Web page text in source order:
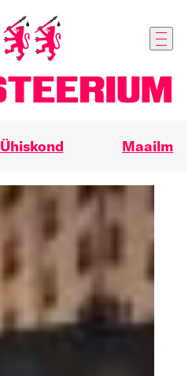
Ühiskond Maailm